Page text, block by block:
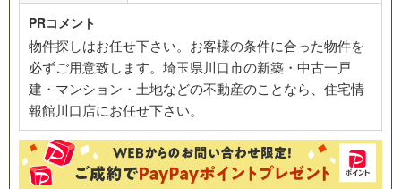
PRコメント
物件探しはお任せ下さい。お客様の条件に合った物件を
必ずご用意致します。埼玉県川口市の新築・中古一戸
建・マンション・土地などの不動産のことなら、住宅情
報館川口店にお任せ下さい。